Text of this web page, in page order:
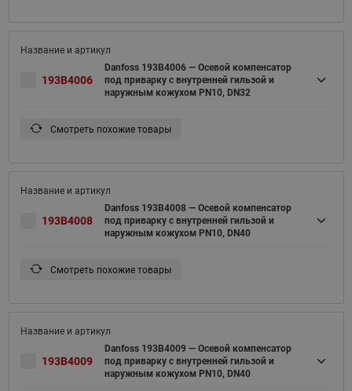
193B4006
Danfoss 193B4006 — Осевой компенсатор
под приварку с внутренней гильзой и
наружным кожухом PN10, DN32
Смотреть похожие товары
193B4008
Danfoss 193B4008 — Осевой компенсатор
под приварку с внутренней гильзой и
наружным кожухом PN10, DN40
Смотреть похожие товары
193B4009
Danfoss 193B4009 — Осевой компенсатор
под приварку с внутренней гильзой и
наружным кожухом PN10, DN40